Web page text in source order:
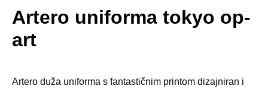
Artero uniforma tokyo op-
art
Artero duža uniforma s fantastičnim printom dizajniran i